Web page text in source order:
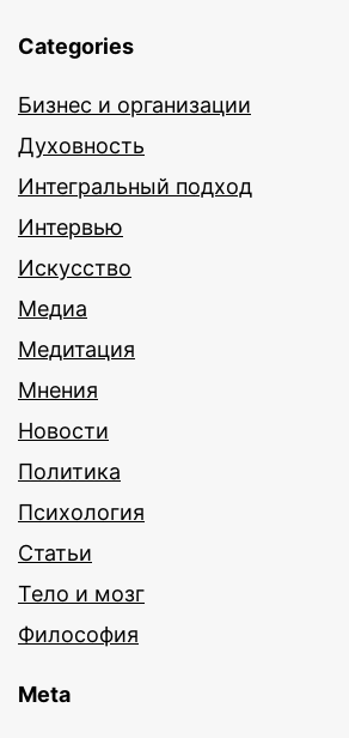
Categories
Бизнес и организации
Духовность
Интегральный подход
Интервью
Искусство
Медиа
Медитация
Мнения
Новости
Политика
Психология
Статьи
Тело и мозг
Философия
Meta